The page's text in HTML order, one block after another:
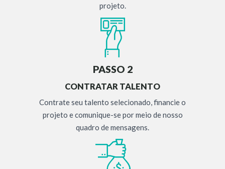
projeto.
PASSO 2
CONTRATAR TALENTO
Contrate seu talento selecionado, financie o
projeto e comunique-se por meio de nosso
quadro de mensagens.